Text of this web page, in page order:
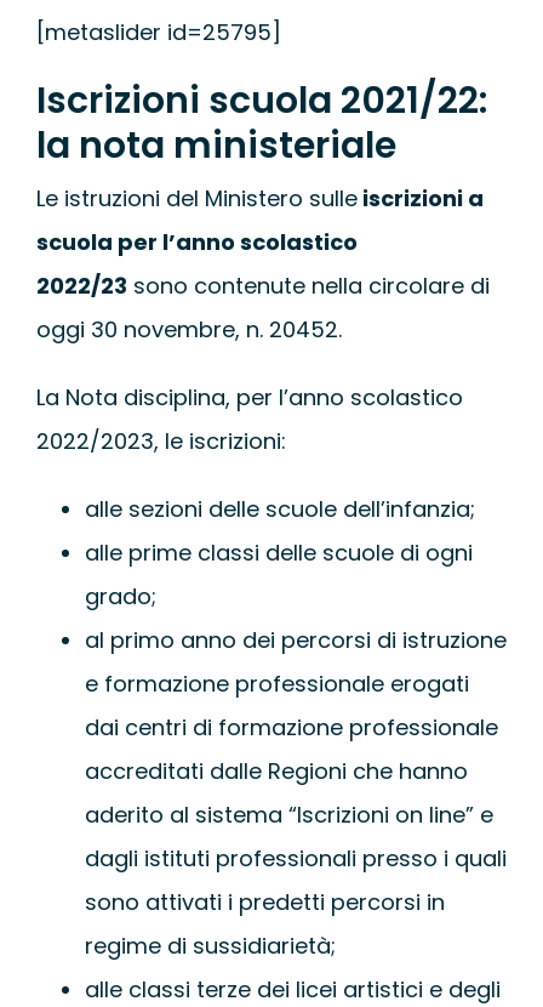
NEWS
[metaslider id=25795]
Iscrizioni scuola 2021/22:
la nota ministeriale
Le istruzioni del Ministero sulleiscrizioni a
scuola per l’anno scolastico
2022/23 sono contenute nella circolare di
oggi 30 novembre, n. 20452.
La Nota disciplina, per l’anno scolastico
2022/2023, le iscrizioni:
alle sezioni delle scuole dell’infanzia;
alle prime classi delle scuole di ogni
grado;
al primo anno dei percorsi di istruzione
e formazione professionale erogati
dai centri di formazione professionale
accreditati dalle Regioni che hanno
aderito al sistema “Iscrizioni on line” e
dagli istituti professionali presso i quali
sono attivati i predetti percorsi in
regime di sussidiarietà;
alle classi terze dei licei artistici e degli